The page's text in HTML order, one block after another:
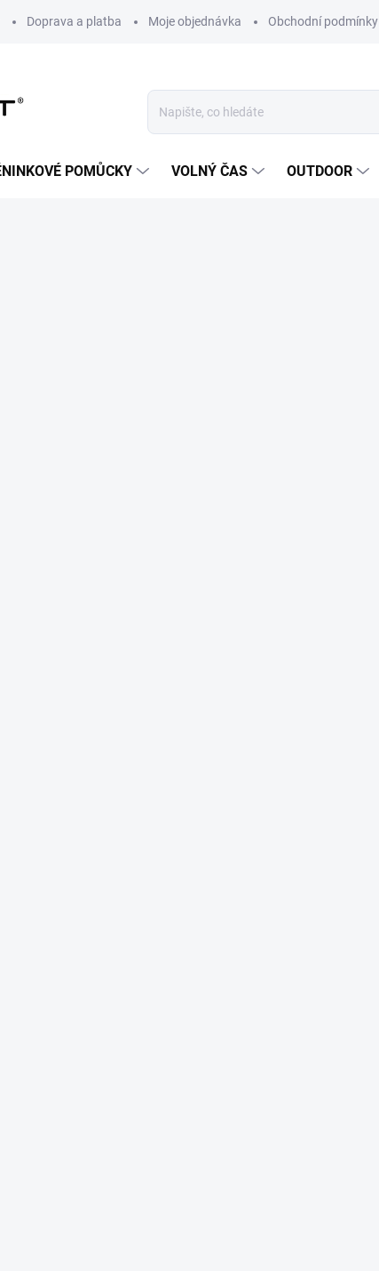
Doprava a platba Moje objednávka Obchodní podmínky
POMŮCKY VOLNÝ ČAS OUTDOOR